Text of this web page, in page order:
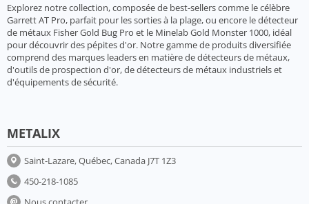
Explorez notre collection, composée de best-sellers comme le célèbre
Garrett AT Pro, parfait pour les sorties à la plage, ou encore le détecteur
de métaux Fisher Gold Bug Pro et le Minelab Gold Monster 1000, idéal
pour découvrir des pépites d'or. Notre gamme de produits diversifiée
comprend des marques leaders en matière de détecteurs de métaux,
d'outils de prospection d'or, de détecteurs de métaux industriels et
d'équipements de sécurité.
METALIX
Saint-Lazare, Québec, Canada J7T 1Z3
450-218-1085